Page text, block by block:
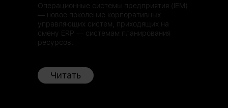
Операционные системы предприятия (IEM)
— новое поколение корпоративных
управляющих систем, приходящих на
смену ERP — системам планирования
ресурсов.
Читать